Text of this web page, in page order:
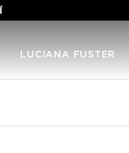
LUCIANA FUSTER